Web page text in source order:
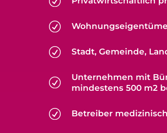
R
R Stadt, Gemeinde,
R
Unternehmen mit
mindestens 500 m2
R Betreiber